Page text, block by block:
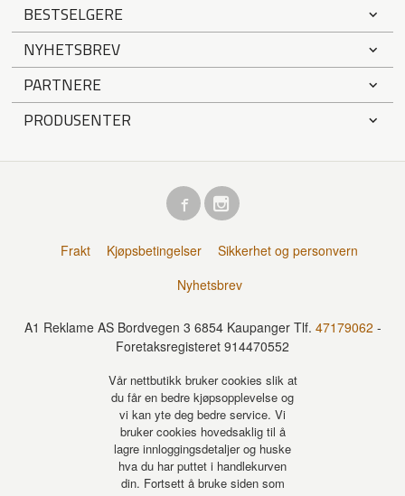
BESTSELGERE
NYHETSBREV
PARTNERE
PRODUSENTER
Frakt Kjøpsbetingelser
Sikkerhet og personvern
Nyhetsbrev
A1 Reklame AS Bordvegen 3 6854 Kaupanger Tlf. 47179062 -
Foretaksregisteret 914470552
Vår nettbutikk bruker cookies slik at
du får en bedre kjøpsopplevelse og
vi kan yte deg bedre service. Vi
bruker cookies hovedsaklig til å
lagre innloggingsdetaljer og huske
hva du har puttet i handlekurven
din. Fortsett å bruke siden som